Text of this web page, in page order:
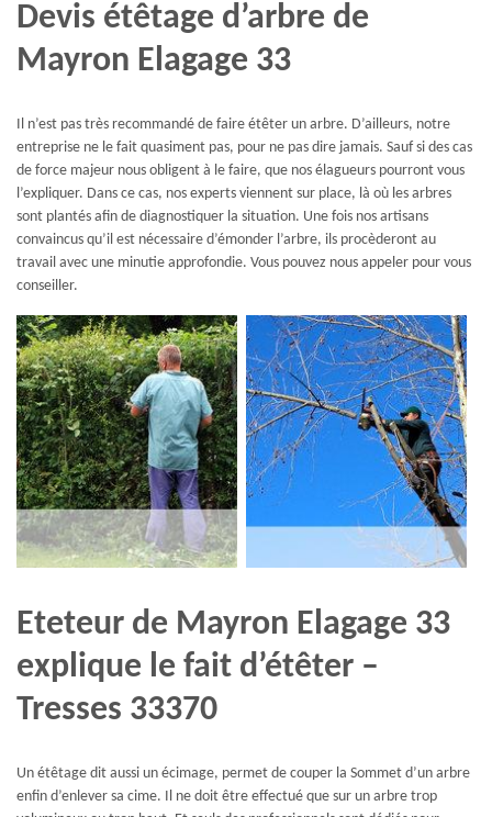
Devis étêtage d’arbre de
Mayron Elagage 33
Il n’est pas très recommandé de faire étêter un arbre. D’ailleurs, notre
entreprise ne le fait quasiment pas, pour ne pas dire jamais. Sauf si des cas
de force majeur nous obligent à le faire, que nos élagueurs pourront vous
l’expliquer. Dans ce cas, nos experts viennent sur place, là où les arbres
sont plantés afin de diagnostiquer la situation. Une fois nos artisans
convaincus qu’il est nécessaire d’émonder l’arbre, ils procèderont au
travail avec une minutie approfondie. Vous pouvez nous appeler pour vous
conseiller.
Eteteur de Mayron Elagage 33
explique le fait d’étêter –
Tresses 33370
Un étêtage dit aussi un écimage, permet de couper la Sommet d’un arbre
enfin d’enlever sa cime. Il ne doit être effectué que sur un arbre trop